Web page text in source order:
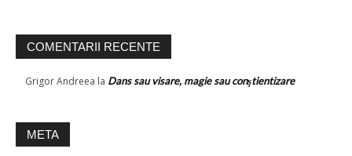
COMENTARII RECENTE
Grigor Andreea la Dans sau visare, magie sau conştientizare
META